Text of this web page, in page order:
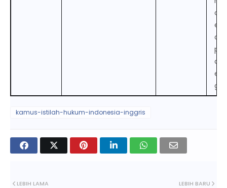
of
as
kamus-istilah-hukum-indonesia-inggris
LEBIH BARU
LEBIH LAMA